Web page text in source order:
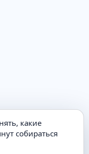
какие
собираться